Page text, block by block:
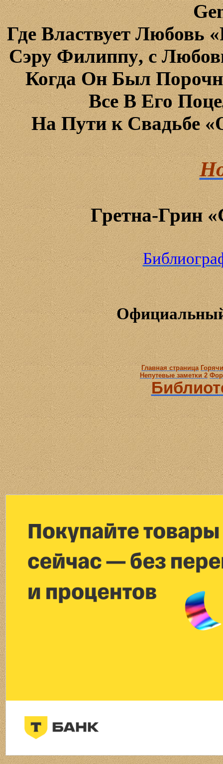
Где Властвует Любовь
Сэру Филиппу,с
Когда Он Был
ВсеВ Его
НаПути к Свадьбе
Гретна-Грин«
Главная страница
Непутевые заметки 2